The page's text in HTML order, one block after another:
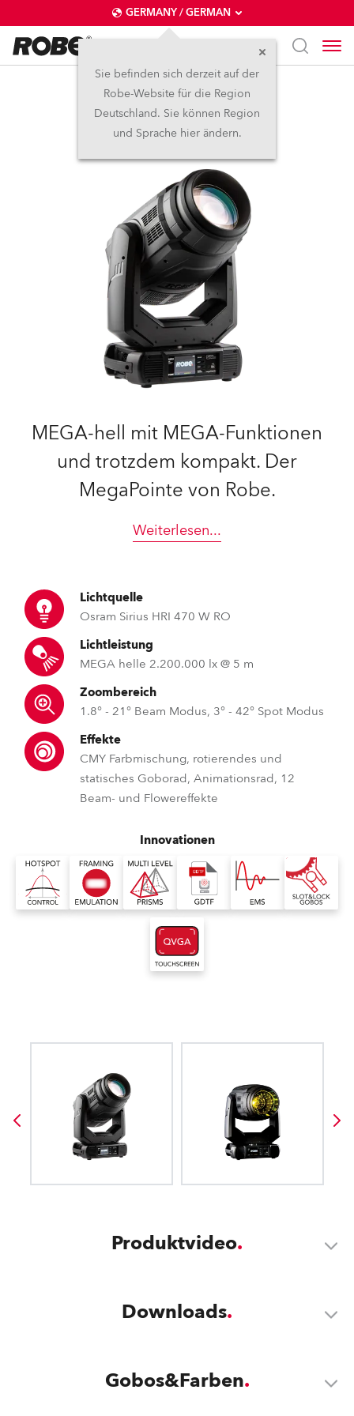
GERMANY / GERMAN
Sie befinden sich derzeit auf der
Robe-Website für die Region
Deutschland. Sie können Region
und Sprache hier ändern.
MegaPointe®
MEGA-hell mit MEGA-Funktionen
und trotzdem kompakt. Der
MegaPointe von Robe.
Weiterlesen...
Lichtquelle
Osram Sirius HRI 470 W RO
Lichtleistung
MEGA helle 2.200.000 lx @ 5 m
Zoombereich
1.8° - 21° Beam Modus, 3° - 42° Spot Modus
Effekte
CMY Farbmischung, rotierendes und
statisches Goborad, Animationsrad, 12
Beam- und Flowereffekte
Innovationen
Produktvideo
Downloads
Gobos&Farben